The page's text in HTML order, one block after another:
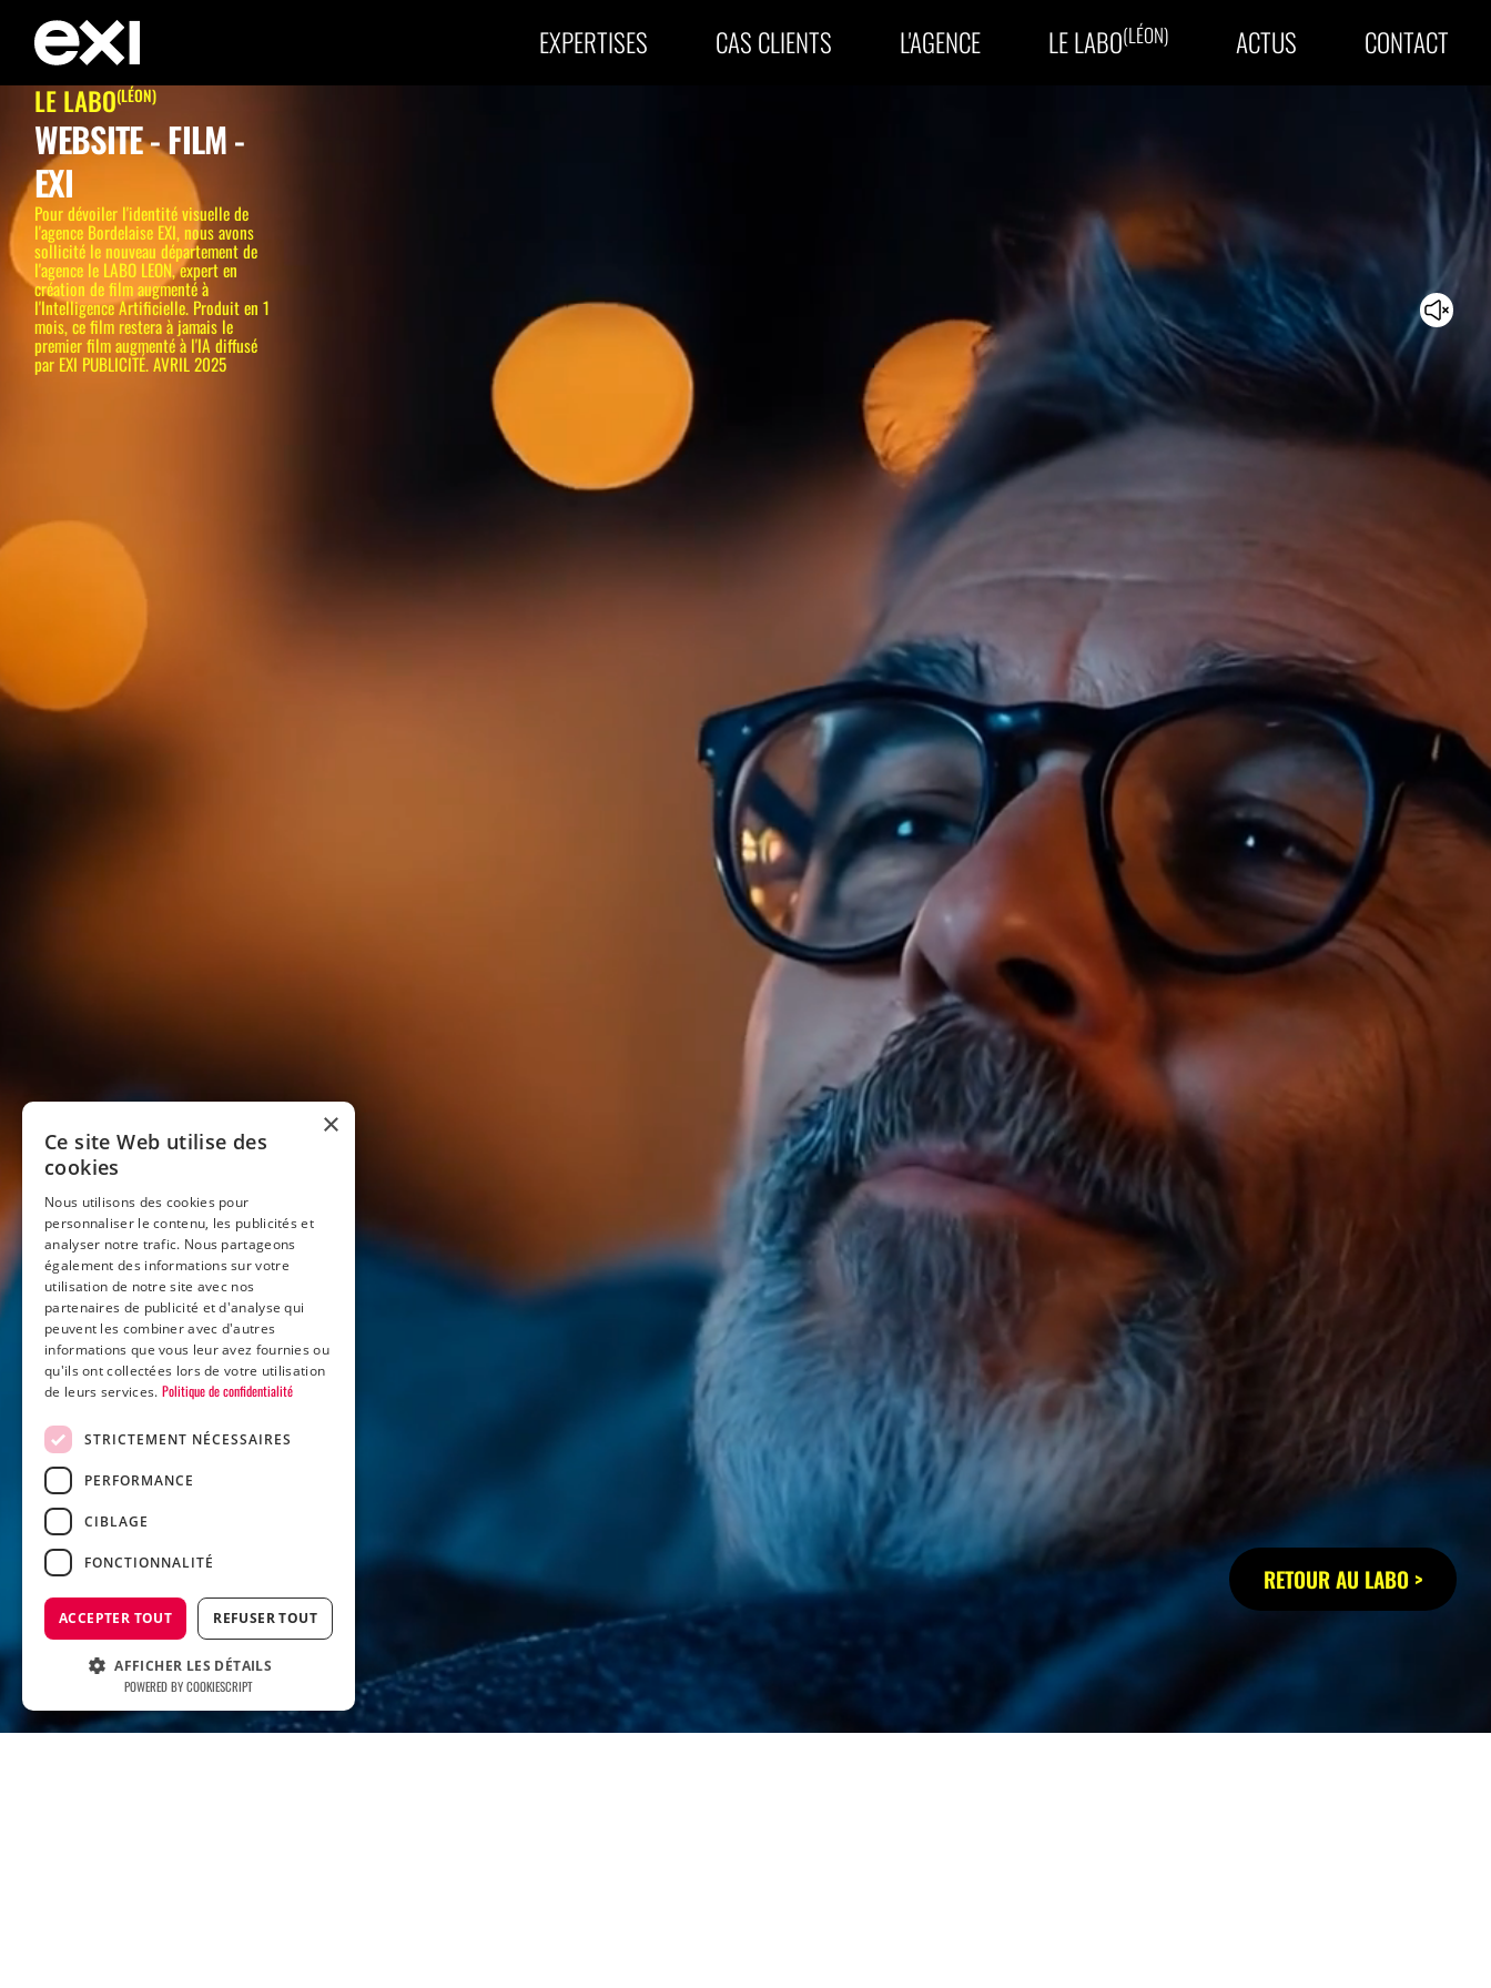
EXPERTISES CAS CLIENTS L'AGENCE LELABO(LÉON) ACTUS CONTACT
RETOUR AU LABO >
LE LABO(LÉON)
WEBSITE - FILM -
EXI
Pour dévoiler l'identité visuelle de
l'agence Bordelaise EXI, nous avons
sollicité le nouveau département de
l'agence le LABO LEON, expert en
création de film augmenté à
l'Intelligence Artificielle. Produit en 1
mois, ce film restera à jamais le
premier film augmenté à l'IA diffusé
par EXI PUBLICITÉ. AVRIL 2025
×
Ce site Web utilise des
cookies
Nous utilisons des cookies pour
personnaliser le contenu, les publicités et
analyser notre trafic. Nous partageons
également des informations sur votre
utilisation de notre site avec nos
partenaires de publicité et d'analyse qui
peuvent les combiner avec d'autres
informations que vous leur avez fournies ou
qu'ils ont collectées lors de votre utilisation
de leurs services. Politique de confidentialité
STRICTEMENT NÉCESSAIRES
PERFORMANCE
CIBLAGE
FONCTIONNALITÉ
ACCEPTER TOUT REFUSER TOUT
AFFICHER LES DÉTAILS
POWERED BY COOKIESCRIPT